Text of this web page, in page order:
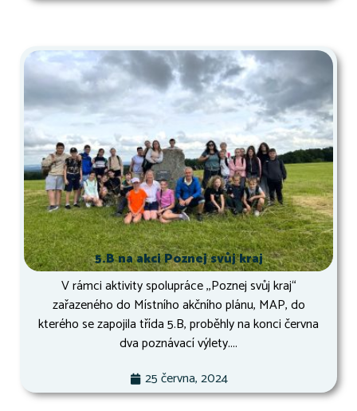
5.B na akci Poznej svůj kraj
V rámci aktivity spolupráce ,,Poznej svůj kraj“
zařazeného do Místního akčního plánu, MAP, do
kterého se zapojila třída 5.B, proběhly na konci června
dva poznávací výlety....
25 června, 2024